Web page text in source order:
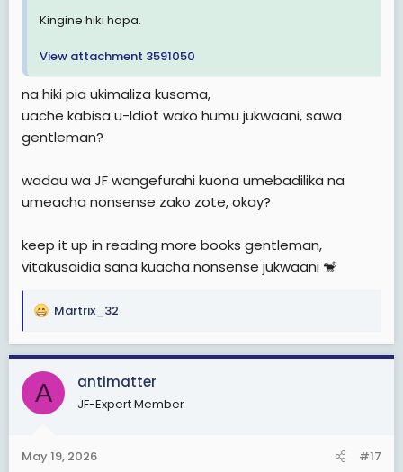
Kingine hiki hapa.
View attachment 3591050
na hiki pia ukimaliza kusoma,
uache kabisa u-Idiot wako humu jukwaani, sawa
gentleman?
wadau wa JF wangefurahi kuona umebadilika na
umeacha nonsense zako zote, okay?
keep it up in reading more books gentleman,
vitakusaidia sana kuacha nonsense jukwaani 🐒
R
a
c
i
s
Martrix_32
A antimatter
JF-Expert Member
May 19, 2026 #17